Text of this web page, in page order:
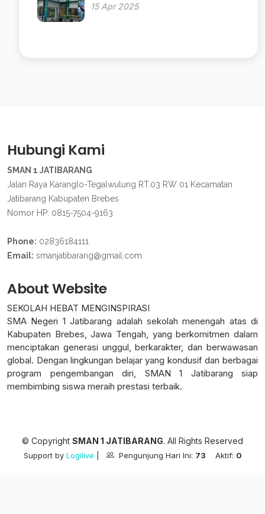
15 Apr 2025
Hubungi Kami
SMAN 1 JATIBARANG
Jalan Raya Karanglo-Tegalwulung RT.03 RW 01 Kecamatan
Jatibarang Kabupaten Brebes
Nomor HP: 0815-7504-9163
Phone: 02836184111
Email: smanjatibarang@gmail.com
About Website
SEKOLAH HEBAT MENGINSPIRASI
SMA Negeri 1 Jatibarang adalah sekolah menengah atas di
Kabupaten Brebes, Jawa Tengah, yang berkomitmen dalam
menciptakan generasi unggul, berkarakter, dan berwawasan
global. Dengan lingkungan belajar yang kondusif dan berbagai
program pengembangan diri, SMAN 1 Jatibarang siap
membimbing siswa meraih prestasi terbaik.
© Copyright SMAN 1 JATIBARANG. All Rights Reserved
Support by Logilive Pengunjung Hari Ini: 73 Aktif: 0